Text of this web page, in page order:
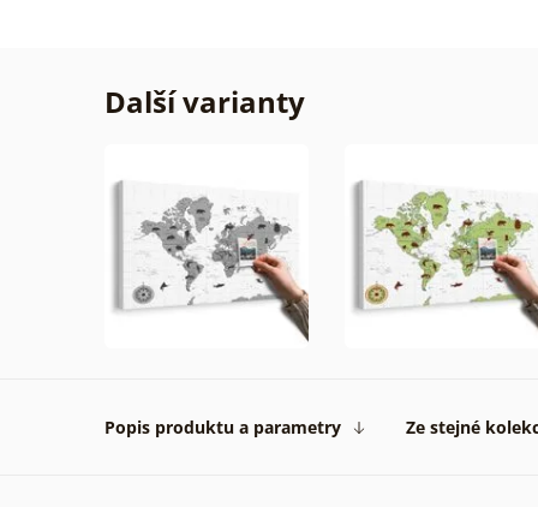
Další varianty
Popis produktu a parametry Ze stejné